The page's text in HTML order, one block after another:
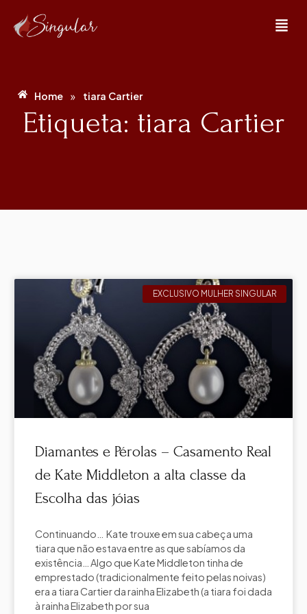
Home » tiara Cartier
Etiqueta: tiara Cartier
EXCLUSIVO MULHER SINGULAR
Diamantes e Pérolas – Casamento Real
de Kate Middleton a alta classe da
Escolha das jóias
Continuando… Kate trouxe em sua cabeça uma
tiara que não estava entre as que sabíamos da
existência… Algo que Kate Middleton tinha de
emprestado (tradicionalmente feito pelas noivas)
era a tiara Cartier da rainha Elizabeth (a tiara foi dada
à rainha Elizabeth por sua